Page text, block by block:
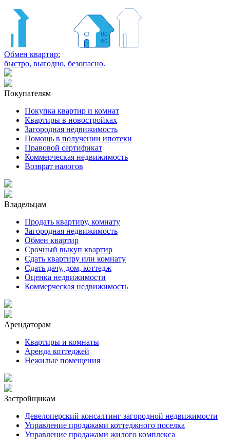
Обмен квартир:
быстро, выгодно, безопасно.
Покупателям
Покупка квартир и комнат
Квартиры в новостройках
Загородная недвижимость
Помощь в получении ипотеки
Правовой сертификат
Коммерческая недвижимость
Возврат налогов
Владельцам
Продать квартиру, комнату
Загородная недвижимость
Обмен квартир
Срочный выкуп квартир
Сдать квартиру или комнату
Сдать дачу, дом, коттедж
Оценка недвижимости
Коммерческая недвижимость
Арендаторам
Квартиры и комнаты
Аренда коттеджей
Нежилые помещения
Застройщикам
Девелоперский консалтинг загородной недвижимости
Управление продажами коттеджного поселка
Управление продажами жилого комплекса